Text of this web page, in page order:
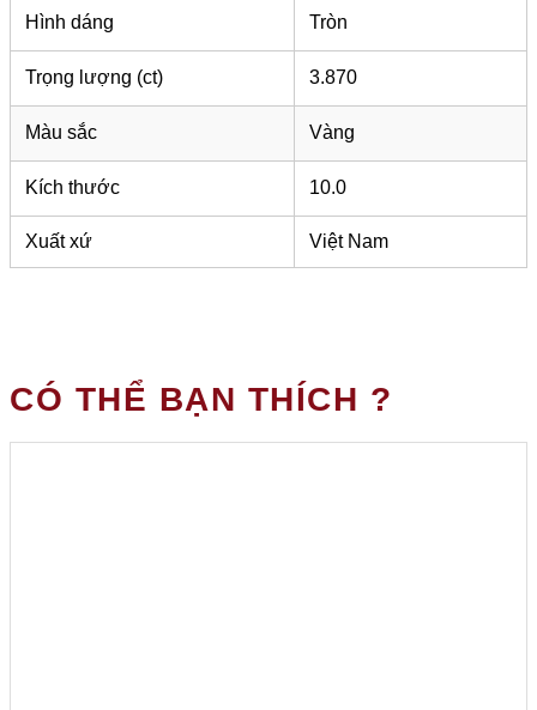
Hình dáng Tròn
Trọng lượng (ct) 3.870
Màu sắc Vàng
Kích thước 10.0
Xuất xứ Việt Nam
CÓ THỂ BẠN THÍCH ?